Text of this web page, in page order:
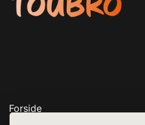
Forside